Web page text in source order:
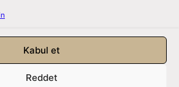
Kabul et
Reddet